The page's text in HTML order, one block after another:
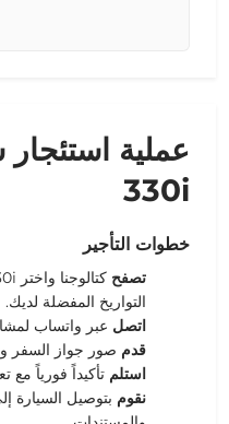
330i
خطوات التأجير
تصفح
التواريخ المفضلة لديك.
اتصل عبر واتساب
قدم صور جواز السفر
استلم تأكيداً فورياً مع
نقوم بتوصيل السيارة